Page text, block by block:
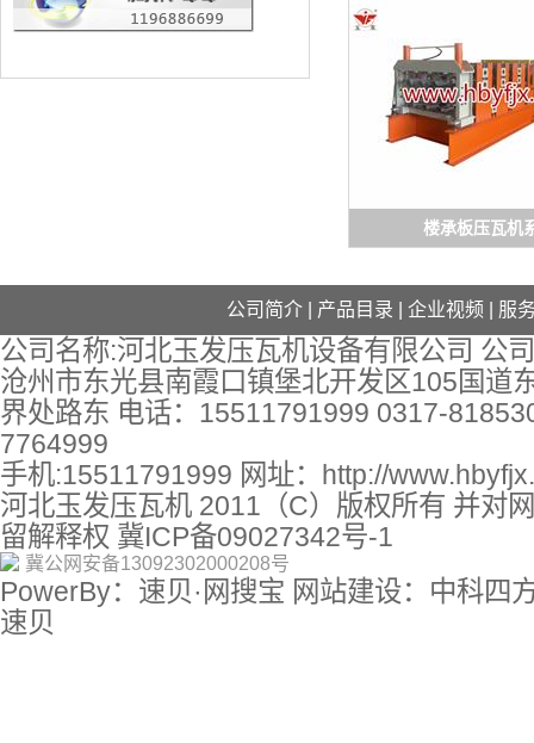
楼承板压瓦机
公司简介 产品目录 企业视频 服
公司名称:河北玉发压瓦机设备有限公司 公
沧州市东光县南霞口镇堡北开发区105国道
界处路东 电话：15511791999 0317-
7764999
手机:15511791999 网址： http://
河北玉发压瓦机 2011（C）版权所有 并对
留解释权 冀ICP备09027342号-1
冀公网安备13092302000208号
PowerBy：速贝·网搜宝 网站建设：中科四
速贝